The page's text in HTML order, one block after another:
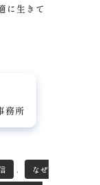
に生きて
務所
,
なぜ